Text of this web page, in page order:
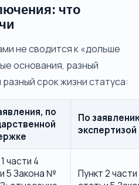
что
не сводится к «дольше
основания, разный
срок жизни статуса:
по
По
экспертизой
части 4
5 Закона №
Пункт 2 части